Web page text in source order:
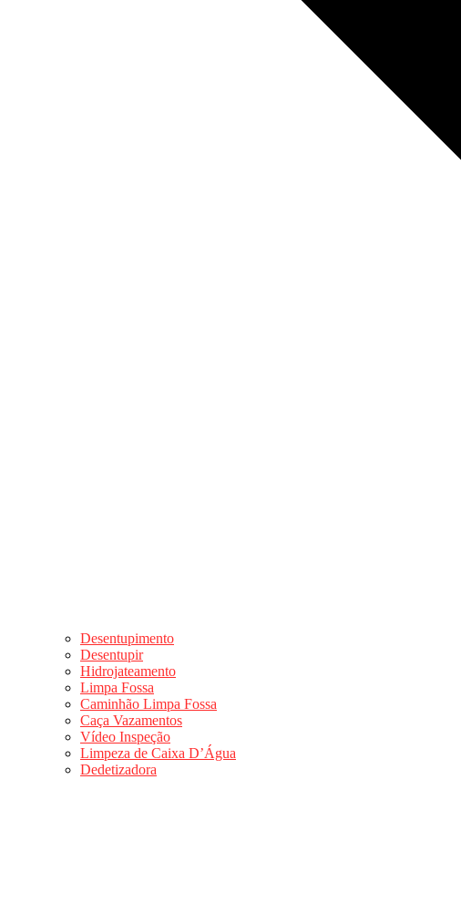
Desentupimento
Desentupir
Hidrojateamento
Limpa Fossa
Caminhão Limpa Fossa
Caça Vazamentos
Vídeo Inspeção
Limpeza de Caixa D’Água
Dedetizadora